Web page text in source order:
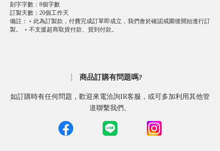
刻字字數 ： 8個字數
訂製天數 ： 20個工作天
備註 ： ﹡此為訂製款，付費完成訂單即成立，我們會於確認戒圍後開始進行訂
製。 ﹡不支援超商取貨付款、貨到付款。
商品訂購有問題嗎?
如訂購時有任何問題，歡迎來電洽詢IR客服，或可多加利用其他管
道聯繫我們。